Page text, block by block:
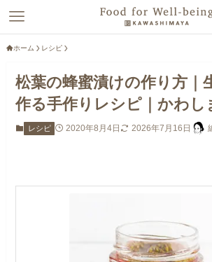
ホーム レシピ
松葉の蜂蜜漬けの作り方｜
作る手作りレシピ｜かわし
レシピ 2020年8月4日 2026年7月16日